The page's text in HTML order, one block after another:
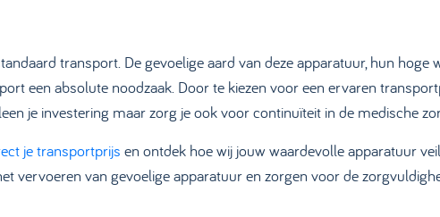
transport. De gevoelige aard van deze apparatuur, hun hoge
een absolute noodzaak. Door te kiezen voor een ervaren
je investering maar zorg je ook voor continuïteit in de medische
je transportprijs en ontdek hoe wij jouw waardevolle apparatuur
vervoeren van gevoelige apparatuur en zorgen voor de